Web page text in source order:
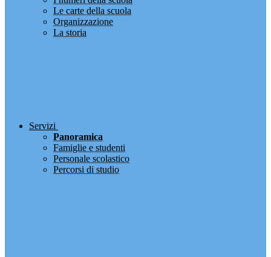
Le carte della scuola
Organizzazione
La storia
Servizi
Panoramica
Famiglie e studenti
Personale scolastico
Percorsi di studio